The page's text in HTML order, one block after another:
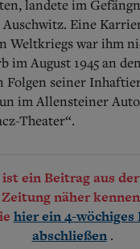
landete im
Eine
Weltkriegs war ihm
im August 1945 an den
Folgen seiner
im Allensteiner
Theater“.
ein Beitrag aus
näher
hier ein 4-wöchiges
abschließen .